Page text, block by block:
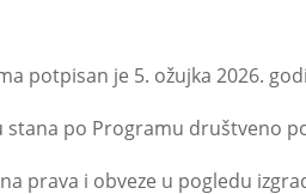
potpisan je 5. ožujka 2026.
po Programu društveno
prava i obveze u pogledu